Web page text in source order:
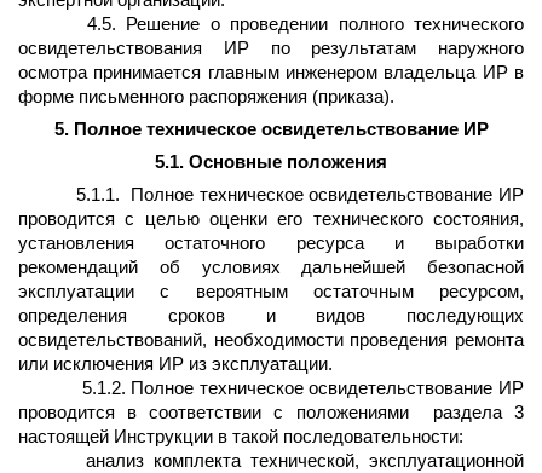
4.5. Решение о проведении полного технического
освидетельствования ИР по результатам наружного
осмотра принимается главным инженером владельца ИР в
форме письменного распоряжения (приказа).
5. Полное техническое освидетельствование ИР
5.1. Основные положения
5.1.1.
Полное техническое освидетельствование ИР
проводится с целью оценки его технического состояния,
установления остаточного ресурса и выработки
рекомендаций об условиях дальнейшей безопасной
эксплуатации с вероятным остаточным ресурсом,
определения сроков и видов последующих
освидетельствований, необходимости проведения ремонта
или исключения ИР из эксплуатации.
5.1.2. Полное техническое освидетельствование ИР
проводится в соответствии с положениями
раздела 3
настоящей Инструкции в такой последовательности:
анализ комплекта технической, эксплуатационной